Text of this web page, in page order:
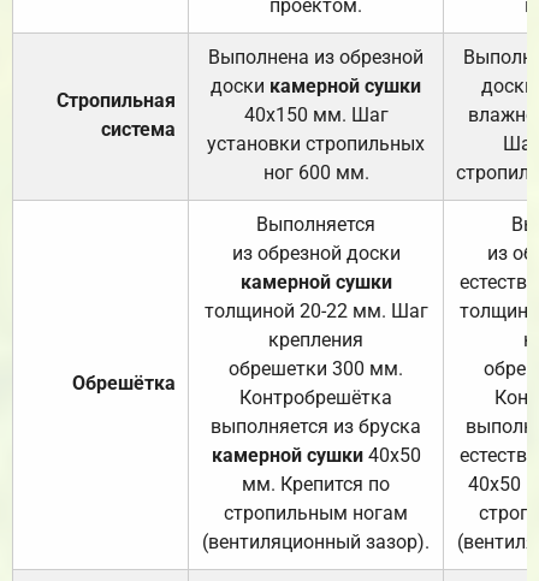
проектом.
Стропильная
система
Выполнена из обрезной
доски камерной сушки
40х150 мм. Шаг
установки стропильных
ног 600 мм.
доски
Обрешётка
Выполняется
из обрезной доски
камерной сушки
толщиной 20-22 мм. Шаг
крепления
обрешетки 300 мм.
Контробрешётка
выполняется из бруска
камерной сушки40х50
мм. Крепится по
стропильным ногам
(вентиляционный зазор).
из
40х50